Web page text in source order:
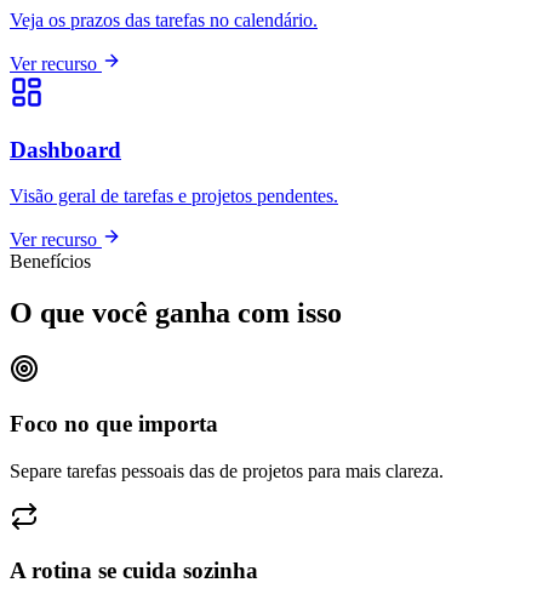
Veja os prazos das tarefas no calendário.
Ver recurso
Dashboard
Visão geral de tarefas e projetos pendentes.
Ver recurso
Benefícios
O que você ganha com isso
Foco no que importa
Separe tarefas pessoais das de projetos para mais clareza.
A rotina se cuida sozinha